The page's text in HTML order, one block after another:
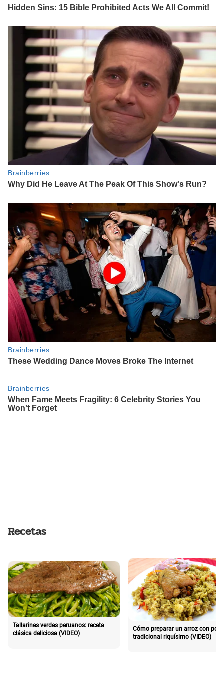
Recetas
Tallarines verdes peruanos: receta
clásica deliciosa (VIDEO)
Cómo preparar un arroz con pollo
tradicional riquísimo (VIDEO)